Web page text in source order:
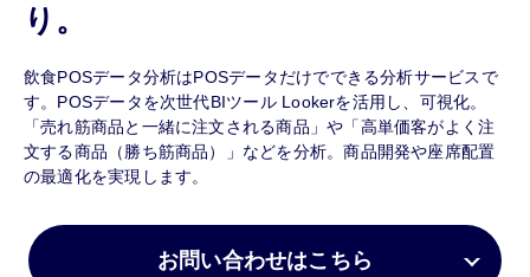
り。
飲食POSデータ分析はPOSデータだけでできる分析サービスで
す。POSデータを次世代BIツール Lookerを活用し、可視化。
「売れ筋商品と一緒に注文される商品」や「高単価客がよく注
文する商品（勝ち筋商品）」などを分析。商品開発や座席配置
の最適化を実現します。
お問い合わせはこちら